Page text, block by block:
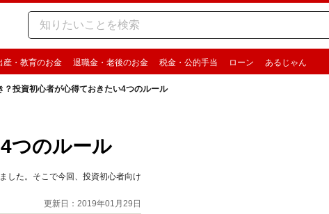
産・教育のお金 退職金・老後のお金 税金・公的手当 ローン あるじゃん
？投資初心者が心得ておきたい4つのルール
つのルール
した。そこで今回、投資初心者向け
更新日：2019年01月29日